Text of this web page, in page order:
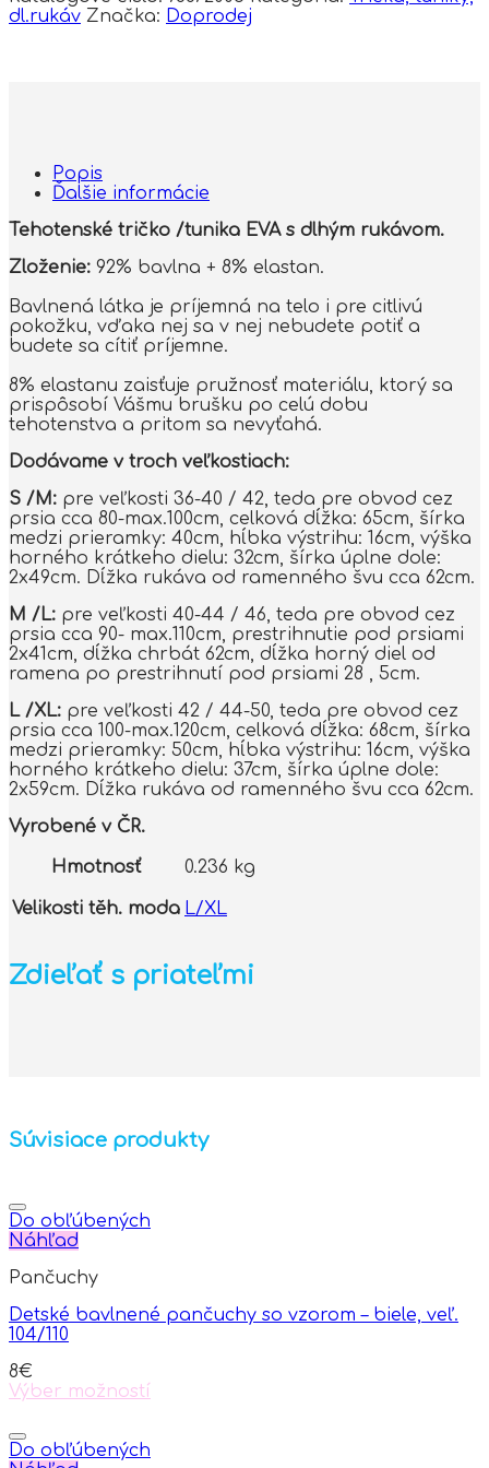
dl.rukáv Značka: Doprodej
Popis
Ďalšie informácie
Tehotenské tričko /tunika EVA s dlhým rukávom.
Zloženie: 92% bavlna + 8% elastan.
Bavlnená látka je príjemná na telo i pre citlivú
pokožku, vďaka nej sa v nej nebudete potiť a
budete sa cítiť príjemne.
8% elastanu zaisťuje pružnosť materiálu, ktorý sa
prispôsobí Vášmu brušku po celú dobu
tehotenstva a pritom sa nevyťahá.
Dodávame v troch veľkostiach:
S /M: pre veľkosti 36-40 / 42, teda pre obvod cez
prsia cca 80-max.100cm, celková dĺžka: 65cm, šírka
medzi prieramky: 40cm, hĺbka výstrihu: 16cm, výška
horného krátkeho dielu: 32cm, šírka úplne dole:
2x49cm. Dĺžka rukáva od ramenného švu cca 62cm.
M /L: pre veľkosti 40-44 / 46, teda pre obvod cez
prsia cca 90- max.110cm, prestrihnutie pod prsiami
2x41cm, dĺžka chrbát 62cm, dĺžka horný diel od
ramena po prestrihnutí pod prsiami 28 , 5cm.
L /XL: pre veľkosti 42 / 44-50, teda pre obvod cez
prsia cca 100-max.120cm, celková dĺžka: 68cm, šírka
medzi prieramky: 50cm, hĺbka výstrihu: 16cm, výška
horného krátkeho dielu: 37cm, šírka úplne dole:
2x59cm. Dĺžka rukáva od ramenného švu cca 62cm.
Vyrobené v ČR.
Hmotnosť 0.236 kg
Velikosti těh. moda L/XL
Zdieľať s priateľmi
Súvisiace produkty
Do obľúbených
Náhľad
Pančuchy
Detské bavlnené pančuchy so vzorom – biele, veľ.
104/110
8€
Výber možností
product
has
Do obľúbených